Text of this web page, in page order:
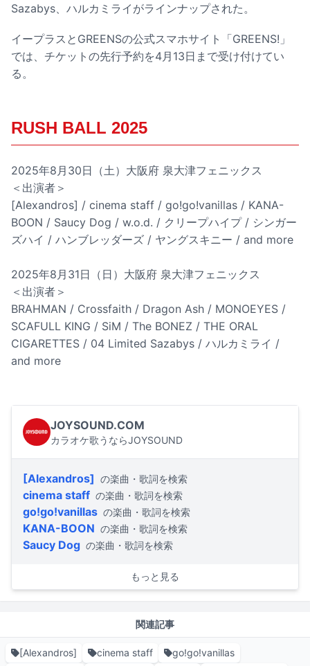
Sazabys、ハルカミライがラインナップされた。
イープラスとGREENSの公式スマホサイト「GREENS!」
では、チケットの先行予約を4月13日まで受け付けてい
る。
RUSH BALL 2025
2025年8月30日（土）大阪府 泉大津フェニックス
＜出演者＞
[Alexandros] / cinema staff / go!go!vanillas / KANA-
BOON / Saucy Dog / w.o.d. / クリープハイプ / シンガー
ズハイ / ハンブレッダーズ / ヤングスキニー / and more
2025年8月31日（日）大阪府 泉大津フェニックス
＜出演者＞
BRAHMAN / Crossfaith / Dragon Ash / MONOEYES /
SCAFULL KING / SiM / The BONEZ / THE ORAL
CIGARETTES / 04 Limited Sazabys / ハルカミライ /
and more
JOYSOUND.COM
カラオケ歌うならJOYSOUND
[Alexandros] の楽曲・歌詞を検索
cinema staff の楽曲・歌詞を検索
go!go!vanillas の楽曲・歌詞を検索
KANA-BOON の楽曲・歌詞を検索
Saucy Dog の楽曲・歌詞を検索
もっと見る
関連記事
[Alexandros] cinema staff
go!go!vanillas